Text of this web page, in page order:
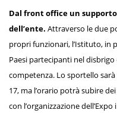
Dal front office un
dell’ente. Attraverso le due
propri funzionari, l’Istituto, in
Paesi partecipanti nel
competenza. Lo sportello
17, ma l’orario potrà subire
con l’organizzazione